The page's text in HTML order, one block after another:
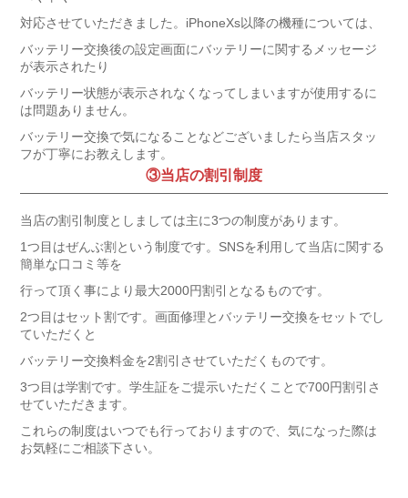
対応させていただきました。iPhoneXs以降の機種については、
バッテリー交換後の設定画面にバッテリーに関するメッセージ
が表示されたり
バッテリー状態が表示されなくなってしまいますが使用するに
は問題ありません。
バッテリー交換で気になることなどございましたら当店スタッ
フが丁寧にお教えします。
③当店の割引制度
当店の割引制度としましては主に3つの制度があります。
1つ目はぜんぶ割という制度です。SNSを利用して当店に関する
簡単な口コミ等を
行って頂く事により最大2000円割引となるものです。
2つ目はセット割です。画面修理とバッテリー交換をセットでし
ていただくと
バッテリー交換料金を2割引させていただくものです。
3つ目は学割です。学生証をご提示いただくことで700円割引さ
せていただきます。
これらの制度はいつでも行っておりますので、気になった際は
お気軽にご相談下さい。